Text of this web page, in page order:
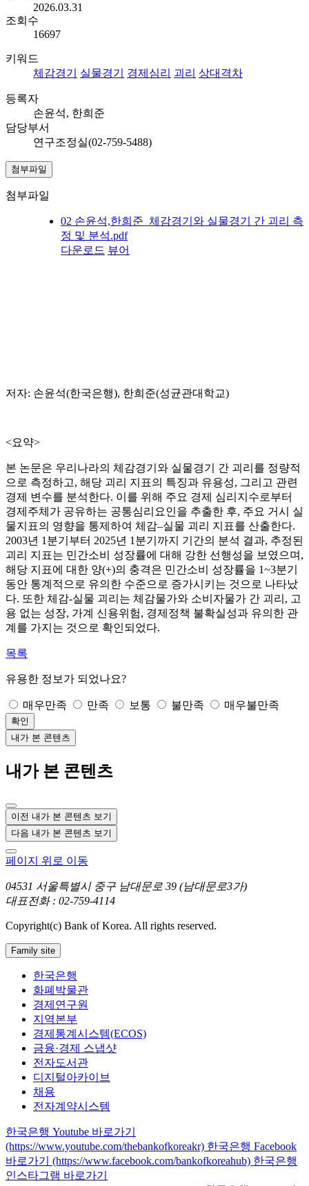
2026.03.31
조회수
16697
키워드
체감경기
실물경기 경제심리 괴리 상대격차
등록자
손윤석, 한희준
담당부서
연구조정실(02-759-5488)
첨부파일
첨부파일
02 손윤석,한희준_체감경기와 실물경기 간 괴리 측
정 및 분석.pdf
다운로드 뷰어
저자: 손윤석(한국은행), 한희준(성균관대학교)
<요약>
본 논문은 우리나라의 체감경기와 실물경기 간 괴리를 정량적
으로 측정하고, 해당 괴리 지표의 특징과 유용성, 그리고 관련
경제 변수를 분석한다. 이를 위해 주요 경제 심리지수로부터
경제주체가 공유하는 공통심리요인을 추출한 후, 주요 거시 실
물지표의 영향을 통제하여 체감–실물 괴리 지표를 산출한다.
2003년 1분기부터 2025년 1분기까지 기간의 분석 결과, 추정된
괴리 지표는 민간소비 성장률에 대해 강한 선행성을 보였으며,
해당 지표에 대한 양(+)의 충격은 민간소비 성장률을 1~3분기
동안 통계적으로 유의한 수준으로 증가시키는 것으로 나타났
다. 또한 체감-실물 괴리는 체감물가와 소비자물가 간 괴리, 고
용 없는 성장, 가계 신용위험, 경제정책 불확실성과 유의한 관
계를 가지는 것으로 확인되었다.
목록
유용한 정보가 되었나요?
매우만족 만족 보통 불만족 매우불만족
확인
내가 본 콘텐츠
내가 본 콘텐츠
이전 내가 본 콘텐츠 보기
다음 내가 본 콘텐츠 보기
페이지 위로 이동
04531 서울특별시 중구 남대문로 39 (남대문로3가)
대표전화 : 02-759-4114
Copyright(c) Bank of Korea. All rights reserved.
Family site
한국은행
화폐박물관
경제연구원
지역본부
경제통계시스템(ECOS)
금융·경제 스냅샷
전자도서관
디지털아카이브
채용
전자계약시스템
한국은행 Youtube 바로가기
(https://www.youtube.com/thebankofkoreakr) 한국은행 Facebook
바로가기 (https://www.facebook.com/bankofkoreahub) 한국은행
인스타그램 바로가기